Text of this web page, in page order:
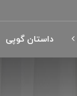
داستان گوپی